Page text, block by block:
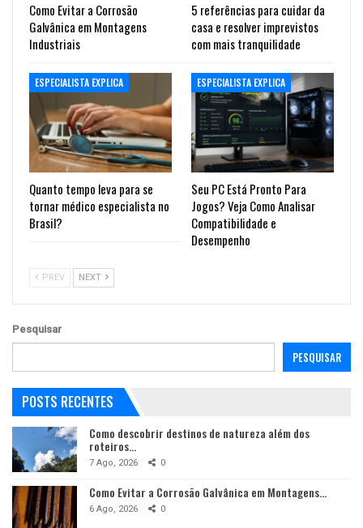
Como Evitar a Corrosão
Galvânica em Montagens
Industriais
5 referências para cuidar da
casa e resolver imprevistos
com mais tranquilidade
ESPECIALISTA EXPLICA
Quanto tempo leva para se
tornar médico especialista no
Brasil?
ESPECIALISTA EXPLICA
Seu PC Está Pronto Para
Jogos? Veja Como Analisar
Compatibilidade e
Desempenho
PREV NEXT
Pesquisar
PESQUISAR
POSTS RECENTES
Como descobrir destinos de natureza além dos
roteiros…
7 Ago, 2026 0
Como Evitar a Corrosão Galvânica em Montagens…
6 Ago, 2026 0